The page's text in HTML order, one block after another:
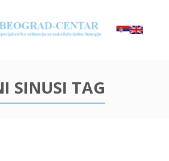
SINUSI TAG